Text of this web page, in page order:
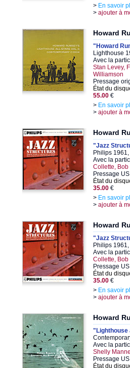
> En savoir
> ajouter à
Howard
"Howard
Lighthouse
Avec la
Stan Levey,
Williamson
Pressage
État du
55.00 €
> En savoir
> ajouter à
Howard
"Jazz
Philips
Avec la
Collette,
Pressage
État du
35.00 €
> En savoir
> ajouter à
Howard
"Jazz
Philips
Avec la
Collette,
Pressage
État du
35.00 €
> En savoir
> ajouter à
Howard
"Lighthouse
Avec la
Shelly
Pressage
État du